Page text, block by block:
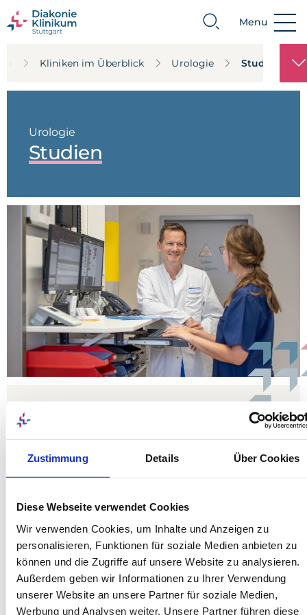
Zustimmung Details Über Cookies
Diese Webseite verwendet Cookies
Wir verwenden Cookies, um Inhalte und Anzeigen zu
personalisieren, Funktionen für soziale Medien anbieten zu
können und die Zugriffe auf unsere Website zu analysieren.
Außerdem geben wir Informationen zu Ihrer Verwendung
unserer Website an unsere Partner für soziale Medien,
Werbung und Analysen weiter. Unsere Partner führen diese
Suche Menu
Kliniken im Überblick Urologie Studien
Urologie
Studien
Urologische Studien
Das Diakonie-Klinikum Stuttgart bietet für
Studien an.Hierfinden Sie eine Übersicht der
zurzeit an unserer Klinik laufenden
urologischen Studien.